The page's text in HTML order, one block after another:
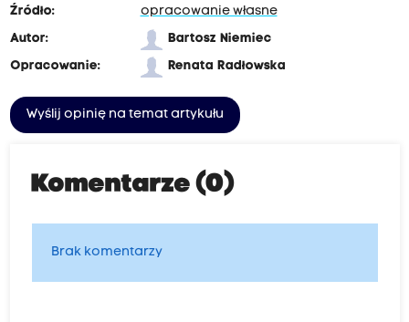
Źródło:
opracowanie własne
Autor:
Bartosz Niemiec
Opracowanie:
Renata Radłowska
Wyślij opinię na temat artykułu
Komentarze (0)
Brak komentarzy